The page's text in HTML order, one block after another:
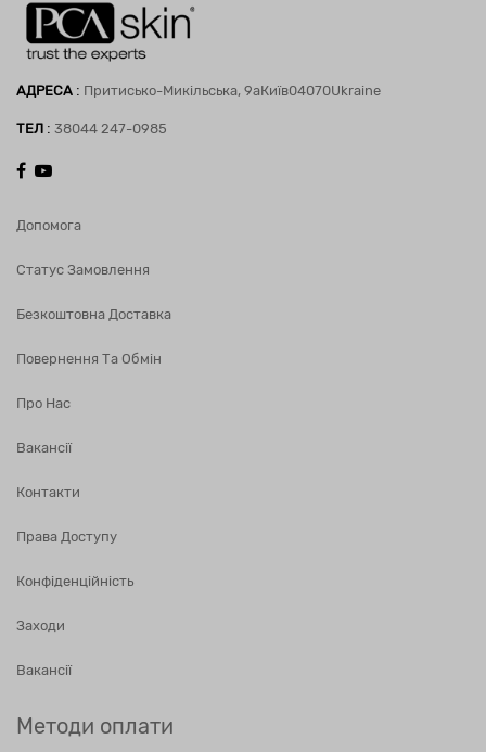
АДРЕСА : Притисько-Микільська, 9аКиїв04070Ukraine
ТЕЛ : 38044 247-0985
Допомога
Статус Замовлення
Безкоштовна Доставка
Повернення Та Обмін
Про Нас
Вакансії
Контакти
Права Доступу
Конфіденційність
Заходи
Вакансії
Методи оплати